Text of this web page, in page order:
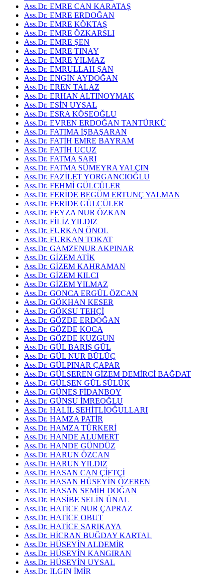
Ass.Dr. EMRE CAN KARATAŞ
Ass.Dr. EMRE ERDOĞAN
Ass.Dr. EMRE KÖKTAŞ
Ass.Dr. EMRE ÖZKARSLI
Ass.Dr. EMRE ŞEN
Ass.Dr. EMRE TINAY
Ass.Dr. EMRE YILMAZ
Ass.Dr. EMRULLAH ŞAN
Ass.Dr. ENGİN AYDOĞAN
Ass.Dr. EREN TALAZ
Ass.Dr. ERHAN ALTINOYMAK
Ass.Dr. ESİN UYSAL
Ass.Dr. ESRA KÖSEOĞLU
Ass.Dr. EVREN ERDOĞAN TANTÜRKÜ
Ass.Dr. FATIMA İŞBAŞARAN
Ass.Dr. FATİH EMRE BAYRAM
Ass.Dr. FATİH UCUZ
Ass.Dr. FATMA SARI
Ass.Dr. FATMA SÜMEYRA YALÇIN
Ass.Dr. FAZİLET YORGANCIOĞLU
Ass.Dr. FEHMİ GÜLCÜLER
Ass.Dr. FERİDE BEGÜM ERTUNÇ YALMAN
Ass.Dr. FERİDE GÜLCÜLER
Ass.Dr. FEYZA NUR ÖZKAN
Ass.Dr. FİLİZ YILDIZ
Ass.Dr. FURKAN ÖNOL
Ass.Dr. FURKAN TOKAT
Ass.Dr. GAMZENUR AKPINAR
Ass.Dr. GİZEM ATİK
Ass.Dr. GİZEM KAHRAMAN
Ass.Dr. GİZEM KILCI
Ass.Dr. GİZEM YILMAZ
Ass.Dr. GONCA ERGÜL ÖZCAN
Ass.Dr. GÖKHAN KESER
Ass.Dr. GÖKSU TEHÇİ
Ass.Dr. GÖZDE ERDOĞAN
Ass.Dr. GÖZDE KOCA
Ass.Dr. GÖZDE KUZGUN
Ass.Dr. GÜL BARIŞ GÜL
Ass.Dr. GÜL NUR BÜLÜÇ
Ass.Dr. GÜLPINAR ÇAPAR
Ass.Dr. GÜLSEREN GİZEM DEMİRCİ BAĞDAT
Ass.Dr. GÜLŞEN GÜL SÜLÜK
Ass.Dr. GÜNEŞ FİDANBOY
Ass.Dr. GÜNSU İMREOĞLU
Ass.Dr. HALİL ŞEHİTLİOĞULLARI
Ass.Dr. HAMZA PATİR
Ass.Dr. HAMZA TÜRKERİ
Ass.Dr. HANDE ALUMERT
Ass.Dr. HANDE GÜNDÜZ
Ass.Dr. HARUN ÖZCAN
Ass.Dr. HARUN YILDIZ
Ass.Dr. HASAN CAN ÇİFTÇİ
Ass.Dr. HASAN HÜSEYİN ÖZEREN
Ass.Dr. HASAN SEMİH DOĞAN
Ass.Dr. HASİBE SELİN ÜNAL
Ass.Dr. HATİCE NUR ÇAPRAZ
Ass.Dr. HATİCE OBUT
Ass.Dr. HATİCE SARIKAYA
Ass.Dr. HİCRAN BUĞDAY KARTAL
Ass.Dr. HÜSEYİN ALDEMİR
Ass.Dr. HÜSEYİN KANGIRAN
Ass.Dr. HÜSEYİN UYSAL
Ass.Dr. ILGIN İMİR